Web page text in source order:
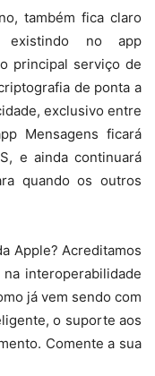
também fica claro
existindo no app
principal serviço de
de ponta a
exclusivo entre
Mensagens ficará
e ainda continuará
quando os outros
Apple? Acreditamos
interoperabilidade
já vem sendo com
o suporte aos
Comente a sua